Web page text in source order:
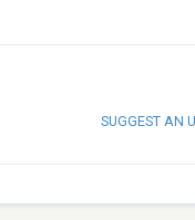
SUGGEST AN